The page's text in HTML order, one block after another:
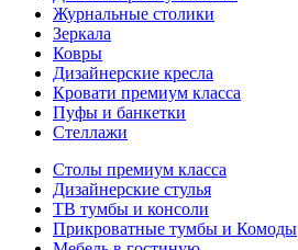
Журнальные столики
Зеркала
Ковры
Дизайнерские кресла
Кровати премиум класса
Пуфы и банкетки
Стеллажи
Столы премиум класса
Дизайнерские стулья
ТВ тумбы и консоли
Прикроватные тумбы и Комоды